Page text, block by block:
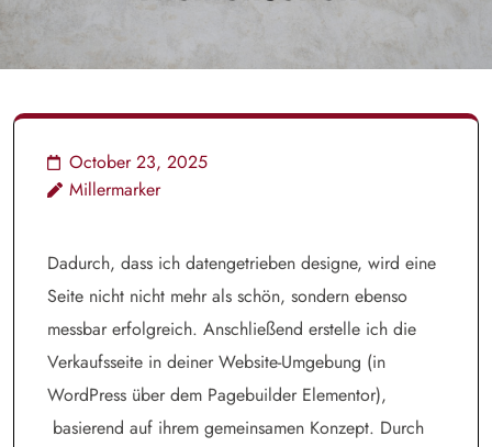
October 23, 2025
Millermarker
Dadurch, dass ich datengetrieben designe, wird eine
Seite nicht nicht mehr als schön, sondern ebenso
messbar erfolgreich. Anschließend erstelle ich die
Verkaufsseite in deiner Website-Umgebung (in
WordPress über dem Pagebuilder Elementor),
basierend auf ihrem gemeinsamen Konzept. Durch